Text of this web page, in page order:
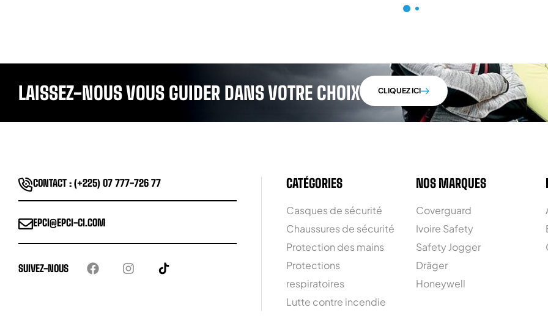
LAISSEZ-NOUS VOUS GUIDER DANS VOTRE CHOIX CLIQUEZ ICI
CONTACT : (+225) 07 777-726 77
EPCI@EPCI-CI.COM
SUIVEZ-NOUS
CATÉGORIES
Casques de sécurité
Chaussures de sécurité
Protection des mains
Protections
respiratoires
Lutte contre incendie
NOS MARQUES
Coverguard
Ivoire Safety
Safety Jogger
Dräger
Honeywell